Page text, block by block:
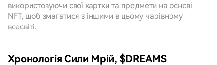
використовуючи свої картки та предмети на основі
NFT, щоб змагатися з іншими в цьому чарівному
всесвіті.
Хронологія Сили Мрій, $DREAMS